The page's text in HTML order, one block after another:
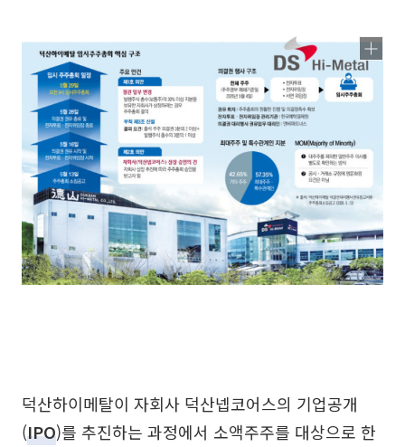
덕산하이메탈이 자회사 덕산넵코어스의 기업공개
(IPO)를 추진하는 과정에서 소액주주를 대상으로 한